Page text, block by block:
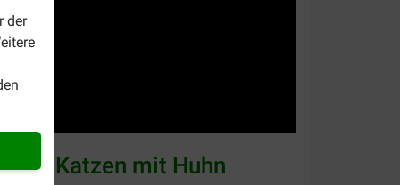
der
für Katzen mit Huhn